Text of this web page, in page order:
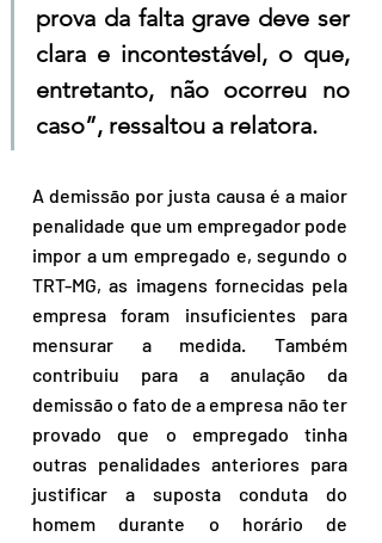
prova da falta grave deve ser
clara e incontestável, o que,
entretanto, não ocorreu no
caso”, ressaltou a relatora.
A demissão por justa causa é a maior
penalidade que um empregador pode
impor a um empregado e, segundo o
TRT-MG, as imagens fornecidas pela
empresa foram insuficientes para
mensurar a medida. Também
contribuiu para a anulação da
demissão o fato de a empresa não ter
provado que o empregado tinha
outras penalidades anteriores para
justificar a suposta conduta do
homem durante o horário de